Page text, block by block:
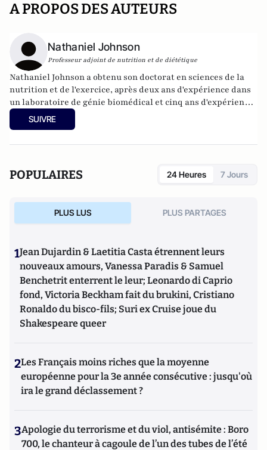
A PROPOS DES AUTEURS
Nathaniel Johnson
Professeur adjoint de nutrition et de diététique
Nathaniel Johnson a obtenu son doctorat en sciences de la
nutrition et de l'exercice, après deux ans d'expérience dans
un laboratoire de génie biomédical et cinq ans d'expérience
en tant qu'assistant de recherche au Département des
sciences de la santé, de la nutrition et de l'exercice.
SUIVRE
POPULAIRES 24 Heures 7 Jours
PLUS LUS PLUS PARTAGES
1Jean Dujardin & Laetitia Casta étrennent leurs
nouveaux amours, Vanessa Paradis & Samuel
Benchetrit enterrent le leur; Leonardo di Caprio
fond, Victoria Beckham fait du brukini, Cristiano
Ronaldo du bisco-fils; Suri ex Cruise joue du
Shakespeare queer
2Les Français moins riches que la moyenne
européenne pour la 3e année consécutive : jusqu'où
ira le grand déclassement ?
3Apologie du terrorisme et du viol, antisémite : Boro
700, le chanteur à cagoule de l’un des tubes de l’été